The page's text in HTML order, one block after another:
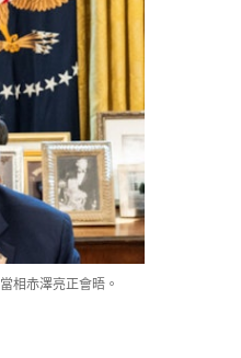
相赤澤亮正會晤。